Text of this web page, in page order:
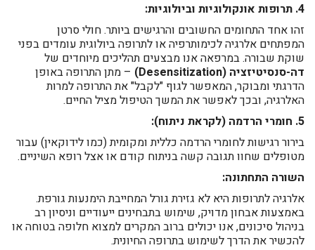
4. תרופות אונקולוגיות וביולוגיות:
זהו אחד התחומים החשובים והרגישים ביותר. חולי סרטן
המפתחים אלרגיה לכימותרפיה או לתרופה ביולוגית עומדים בפני
שוקת שבורה. במרפאה אנו מבצעים תהליכים מיוחדים של
דה-סנסיטיזציה (Desensitization)
– מתן התרופה באופן
הדרגתי ומבוקר, המאפשר לגוף "לקבל" את התרופה למרות
האלרגיה, ובכך לאפשר את המשך הטיפול מציל החיים.
5. חומרי הרדמה (לקראת ניתוח):
בירור רגישות לחומרי הרדמה כללית ומקומית (כמו לידוקאין) עבור
מטופלים שחוו תגובה קשה בניתוח קודם או אצל רופא השיניים.
השורה התחתונה:
אלרגיה לתרופות היא לא גזירת גורל המחייבת הימנעות גורפת.
באמצעות אבחון מדויק, שימוש בתבחינים ייעודיים וניסיון רב
בניהול סיכונים, אנו יכולים ברוב המקרים למצוא חלופה בטוחה או
להכשיר את הדרך לשימוש בתרופה החיונית.